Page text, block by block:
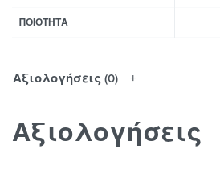
ΠΟΙΌΤΗΤΑ
Αξιολογήσεις (0)
Αξιολογήσεις